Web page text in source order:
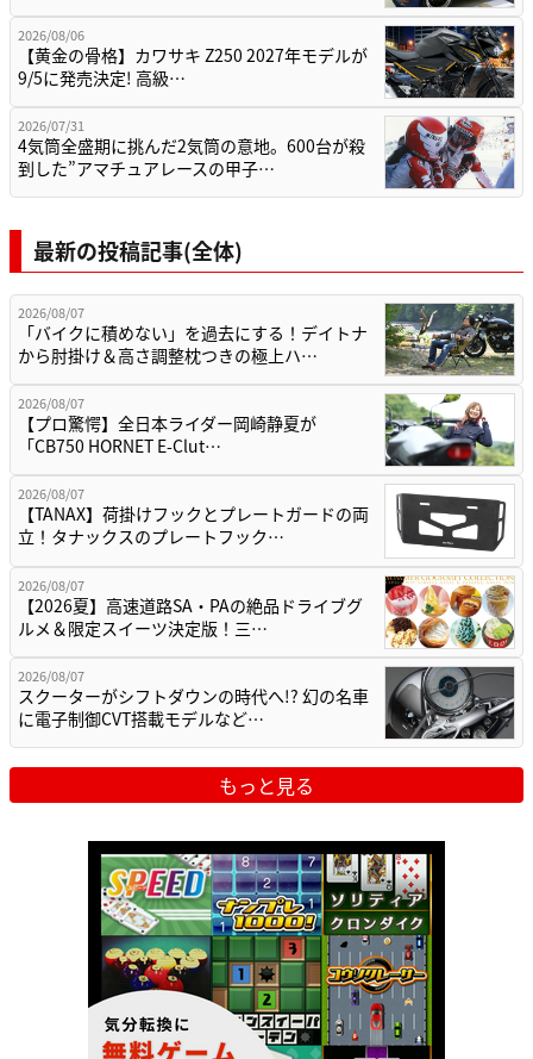
2026/08/06
【黄金の骨格】カワサキ Z250 2027年モデルが
9/5に発売決定! 高級…
2026/07/31
4気筒全盛期に挑んだ2気筒の意地。600台が殺
到した”アマチュアレースの甲子…
最新の投稿記事(全体)
2026/08/07
「バイクに積めない」を過去にする！デイトナ
から肘掛け＆高さ調整枕つきの極上ハ…
2026/08/07
【プロ驚愕】全日本ライダー岡崎静夏が
「CB750 HORNET E-Clut…
2026/08/07
【TANAX】荷掛けフックとプレートガードの両
立！タナックスのプレートフック…
2026/08/07
【2026夏】高速道路SA・PAの絶品ドライブグ
ルメ＆限定スイーツ決定版！三…
2026/08/07
スクーターがシフトダウンの時代へ!? 幻の名車
に電子制御CVT搭載モデルなど…
もっと見る